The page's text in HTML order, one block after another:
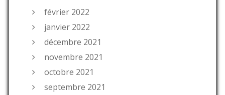
février 2022
janvier 2022
décembre 2021
novembre 2021
octobre 2021
septembre 2021